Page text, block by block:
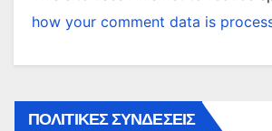
how your comment data is
ΠΟΛΙΤΙΚΕΣ ΣΥΝΔΕΣΕΙΣ